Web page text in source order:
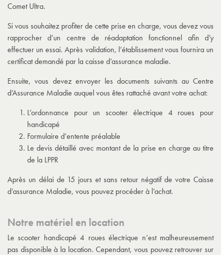
Comet Ultra.
Si vous souhaitez profiter de cette prise en charge, vous devez vous
rapprocher d’un centre de réadaptation fonctionnel afin d’y
effectuer un essai. Après validation, l’établissement vous fournira un
certificat demandé par la caisse d’assurance maladie.
Ensuite, vous devez envoyer les documents suivants au Centre
d’Assurance Maladie auquel vous êtes rattaché avant votre achat:
L’ordonnance pour un scooter électrique 4 roues pour
handicapé
Formulaire d’entente préalable
Le devis détaillé avec montant de la prise en charge au titre
de la LPPR
Après un délai de 15 jours et sans retour négatif de votre Caisse
d’assurance Maladie, vous pouvez procéder à l’achat.
Notre matériel en location
Le scooter handicapé 4 roues électrique n’est malheureusement
pas disponible à la location. Cependant, vous pouvez retrouver sur